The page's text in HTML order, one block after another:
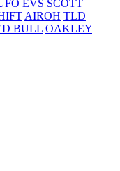
EVS SCOTT
AIROH TLD
BULL OAKLEY